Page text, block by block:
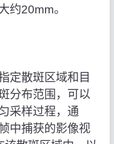
约20mm。
定散斑区域和目
分布范围，可以
采样过程，通
中捕获的影像视